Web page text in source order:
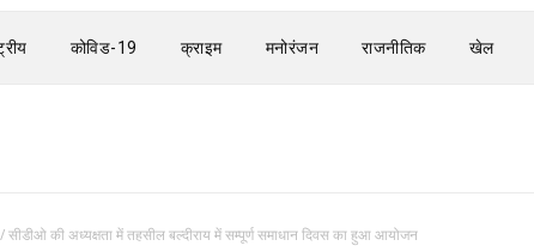
कोविड-19 क्राइम मनोरंजन राजनीतिक खेल
/सीडीओ की अध्यक्षता में तहसील बल्दीराय में सम्पूर्ण समाधान दिवस का हुआ आयोजन